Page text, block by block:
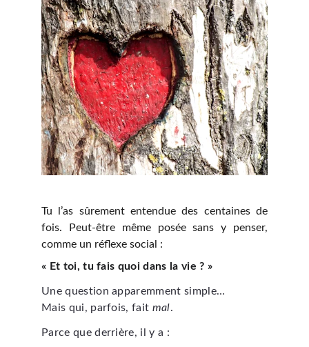
Tu l’as sûrement entendue des centaines de
fois. Peut-être même posée sans y penser,
comme un réflexe social :
« Et toi, tu fais quoi dans la vie ? »
Une question apparemment simple…
Mais qui, parfois, fait mal.
Parce que derrière, il y a :